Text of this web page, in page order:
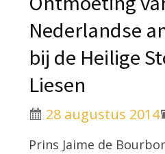
Nederlandse
bij de Heilige
Liesen
28 augustus 2014
Prins Jaime de